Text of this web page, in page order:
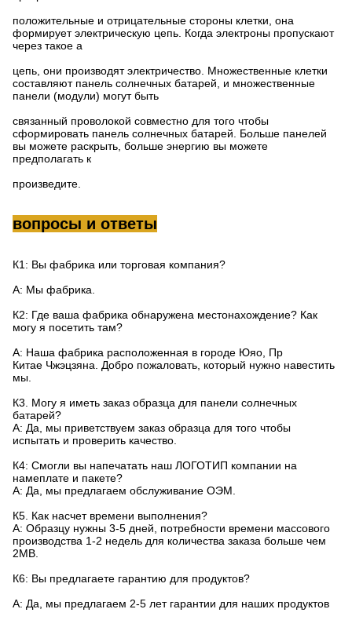
положительные и отрицательные стороны клетки, она
формирует электрическую цепь. Когда электроны пропускают
через такое а
цепь, они производят электричество. Множественные клетки
составляют панель солнечных батарей, и множественные
панели (модули) могут быть
связанный проволокой совместно для того чтобы
сформировать панель солнечных батарей. Больше панелей
вы можете раскрыть, больше энергию вы можете
предполагать к
произведите.
вопросы и ответы
К1: Вы фабрика или торговая компания?
А: Мы фабрика.
К2: Где ваша фабрика обнаружена местонахождение? Как
могу я посетить там?
А: Наша фабрика расположенная в городе Юяо, Пр
Китае Чжэцзяна. Добро пожаловать, который нужно навестить
мы.
К3. Могу я иметь заказ образца для панели солнечных
батарей?
А: Да, мы приветствуем заказ образца для того чтобы
испытать и проверить качество.
К4: Смогли вы напечатать наш ЛОГОТИП компании на
намеплате и пакете?
А: Да, мы предлагаем обслуживание ОЭМ.
К5. Как насчет времени выполнения?
А: Образцу нужны 3-5 дней, потребности времени массового
производства 1-2 недель для количества заказа больше чем
2МВ.
К6: Вы предлагаете гарантию для продуктов?
А: Да, мы предлагаем 2-5 лет гарантии для наших продуктов